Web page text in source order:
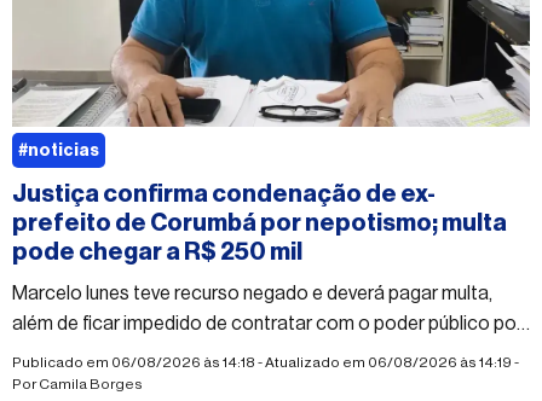
Justiça confirma condenação de ex-
prefeito de Corumbá por nepotismo; multa
pode chegar a R$ 250 mil
Marcelo Iunes teve recurso negado e deverá pagar multa,
além de ficar impedido de contratar com o poder público por
dois anos
Publicado em 06/08/2026 às 14:18 - Atualizado em 06/08/2026 às 14:19 -
PorCamila Borges
#noticias